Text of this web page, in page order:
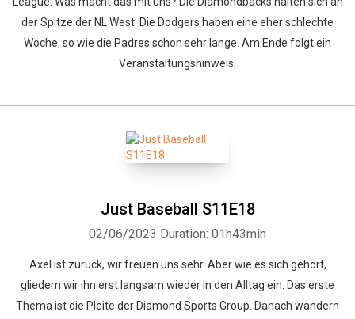
der Spitze der NL West. Die Dodgers haben eine eher schlechte
Woche, so wie die Padres schon sehr lange. Am Ende folgt ein
Veranstaltungshinweis:
Just Baseball S11E18
02/06/2023 Duration: 01h43min
Axel ist zurück, wir freuen uns sehr. Aber wie es sich gehört,
gliedern wir ihn erst langsam wieder in den Alltag ein. Das erste
Thema ist die Pleite der Diamond Sports Group. Danach wandern